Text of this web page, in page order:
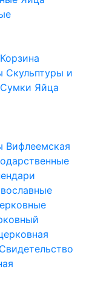
Корзина
Скульптуры и
Сумки Яйца
Вифлеемская
Свидетельство